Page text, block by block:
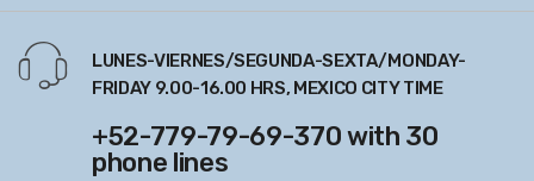
LUNES-VIERNES/SEGUNDA-SEXTA/MONDAY-
FRIDAY 9.00-16.00 HRS, MEXICO CITY TIME
+52-779-79-69-370 with 30
phone lines